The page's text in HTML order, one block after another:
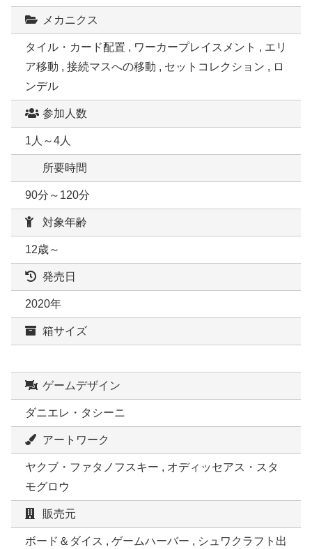
メカニクス
タイル・カード配置 , ワーカープレイスメント , エリ
ア移動 , 接続マスへの移動 , セットコレクション , ロ
ンデル
参加人数
1人～4人
所要時間
90分～120分
対象年齢
12歳～
発売日
2020年
箱サイズ
ゲームデザイン
ダニエレ・タシーニ
アートワーク
ヤクブ・ファタノフスキー , オディッセアス・スタ
モグロウ
販売元
ボード＆ダイス , ゲームハーバー , シュワクラフト出